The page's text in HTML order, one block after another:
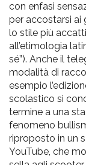
con enfasi
per accostarsi ai
lo stile più
all’etimologia
sé”). Anche il
modalità di
esempio
scolastico si
termine a una
fenomeno
riproposto in un
YouTube, che